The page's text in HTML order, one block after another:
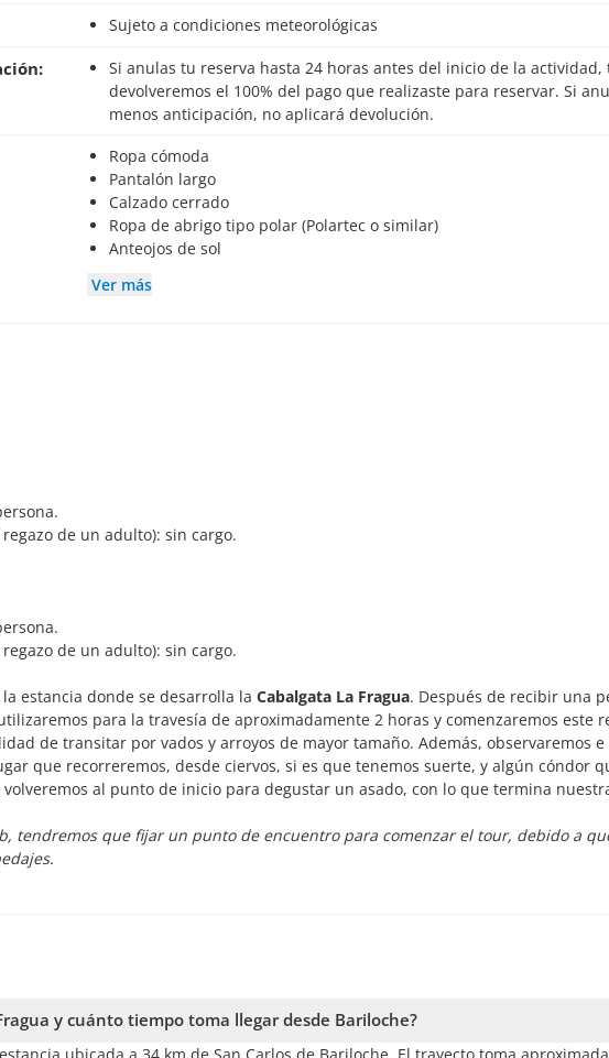
Sujeto a condiciones meteorológicas
Si anulas tu reserva hasta 24 horas antes del inicio de la actividad, te
devolveremos el 100% del pago que realizaste para reservar. Si
menos anticipación, no aplicará devolución.
Ropa cómoda
Pantalón largo
Calzado cerrado
Ropa de abrigo tipo polar (Polartec o similar)
Anteojos de sol
Ver más
de un adulto): sin cargo.
de un adulto): sin cargo.
estancia donde se desarrolla la Cabalgata La Fragua. Después de recibir una
para la travesía de aproximadamente 2 horas y comenzaremos este
de transitar por vados y arroyos de mayor tamaño. Además, observaremos e
que recorreremos, desde ciervos, si es que tenemos suerte, y algún cóndor
al punto de inicio para degustar un asado, con lo que termina
tendremos que fijar un punto de encuentro para comenzar el tour, debido a
y cuánto tiempo toma llegar desde Bariloche?